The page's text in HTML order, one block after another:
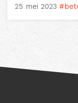
25 mei 2023